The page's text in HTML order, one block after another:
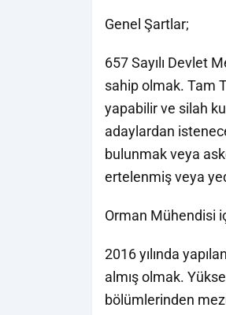
Genel Şartlar;
657 Sayılı Devlet
sahip olmak. Tam
yapabilir ve silah
adaylardan
bulunmak veya
ertelenmiş veya
Orman Mühendisi
2016 yılında
almış olmak.
bölümlerinden